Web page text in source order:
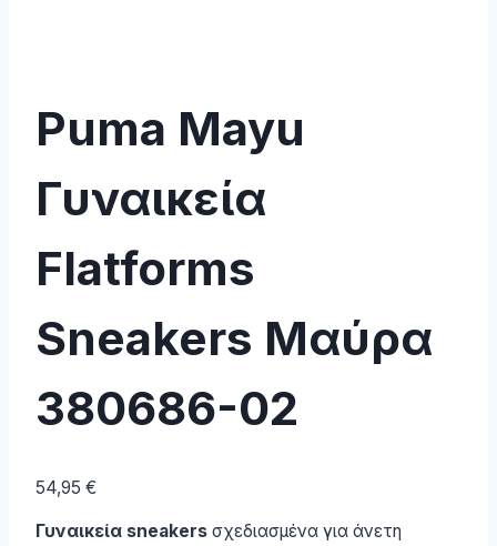
Puma Mayu
Γυναικεία
Flatforms
Sneakers Μαύρα
380686-02
54,95 €
Γυναικεία sneakers σχεδιασμένα για άνετη